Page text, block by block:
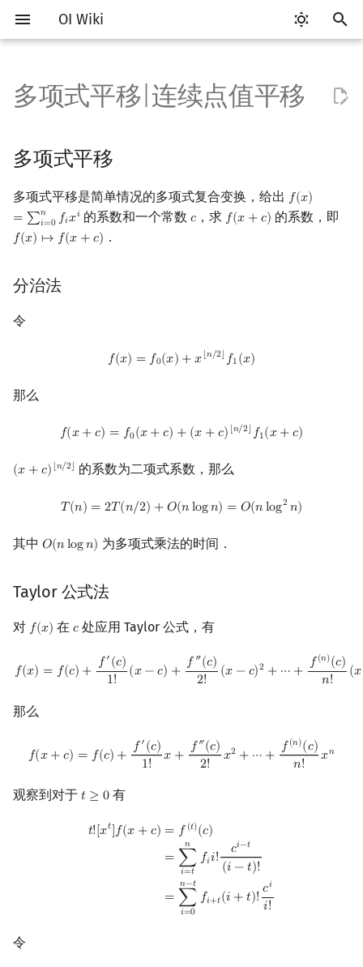
OI Wiki
入
以
始
搜
Getting Started
关于本项目
如何参与
OI Wiki 不是什么
镜像站列表
比赛相关简介
赛事
OI 赛事与赛制
题型
题型概述
学习路线
读入、输出优化
常见错误
常见技巧
工具软件简介
代码编辑工具
Vim
VS Code
Atom
Kate
CLion
Geany
Xcode
GUIDE
CP Editor
Code::Blocks
评测工具
评测工具简介
Cena
CCR Plus
命令行
Special Judge
Testlib 简介
Generator
Validator
Polygon
LaTeX 入门
Git
语言基础简介
C++ 基础
Hello, World!
变量
运算
函数
C++ 标准库
C++ 标准库简介
STL 算法
bitset
C++ 进阶
类
值类别
重载运算符
新版 C++ 特性
pb_ds
编译优化
Java 速成
Java 进阶
算法基础简介
复杂度
复杂度简介
枚举
模拟
排序简介
冒泡排序
插入排序
快速排序
堆排序
桶排序
希尔排序
锦标赛排序
排序相关 STL
排序应用
前缀和 & 差分
倍增
搜索部分简介
DFS（搜索）
BFS（搜索）
双向搜索
IDA*
Dancing Links
Alpha–Beta 剪枝
优化
动态规划部分简介
动态规划基础
记忆化搜索
背包 DP
状压 DP
插头 DP
动态 DP
概率 DP
DP 套 DP
DP 优化
DP 优化简介
斜率优化
四边形不等式优化
状态设计优化
其它 DP 方法
字符串部分简介
字符串基础
标准库
字符串匹配
Boyer–Moore 算法
Z 函数（扩展 KMP）
AC 自动机
后缀数组 (SA)
后缀数组简介
后缀自动机 (SAM)
后缀平衡树
广义后缀自动机
后缀树
Manacher
回文树
序列自动机
数字系统简介
进位制
平衡三进制
格雷码
数论基础
模算术简介
素数
最大公约数
裴蜀定理 & 一次不定方程
费马小定理 & 欧拉定理
模逆元
线性同余方程
中国剩余定理
升幂引理
阶乘取模
卢卡斯定理
同余方程
二次剩余
阶 & 原根
狄利克雷卷积
多项式平移
分治法
Taylor 公式法
二项式定理法
同一行第一类无符号
缀和
模素数意义下调和数
整式递推
参考文献
排列组合
抽屉原理
容斥原理
斐波那契数列
贝尔数
伯努利数
Entringer Number
Eulerian Number
分拆数
范德蒙德卷积
Pólya 计数
图论计数
线性代数简介
向量
内积和外积
矩阵
线性基
线性映射
特征多项式
Jordan标准型
线性规划基础
单纯形法
基本概念
群论
环论
域论
基本概念
条件概率与独立性
随机变量
随机变量的数字特征
博弈论简介
公平组合游戏
零和游戏
非公平组合游戏
插值
数值积分
高斯消元
牛顿迭代法
数据结构部分简介
栈
队列
链表
并查集
堆简介
配对堆
左偏树
块状数据结构
分块思想
块状链表
树分块
单调队列
树状数组
线段树
线段树基础
李超线段树
猫树
划分树
二叉搜索树 & 平衡树
二叉搜索树 & 平衡树
Splay 树
WBLT
Size Balanced Tree
红黑树
左偏红黑树
AA 树
跳表
可持久化数据结构
可持久化数据结构简介
可持久化块状数组
可持久化平衡树
树套树
线段树套线段树
线段树套平衡树
树状数组套权值线段树
Link Cut Tree
Euler Tour Tree
Top Tree
PQ 树
图论部分简介
图论相关概念
图的存储
DFS（图论）
树基础
树的中心
树的重心
树上启发式合并
树分治
动态树分治
AHU 算法
树哈希
拓扑排序
最短路问题
最短路
k 短路
同余最短路
生成树问题
最小生成树
最小直径生成树
斯坦纳树
拆点
连通性相关
强连通分量
割点和桥
圆方树
环计数问题
最小环
2-SAT
欧拉图
哈密顿图
图的着色
网络流简介
最小割
费用流
图匹配
二分图最大权匹配
一般图最大匹配
计算几何部分简介
二维计算几何基础
三维计算几何基础
距离
扫描线
旋转卡壳
半平面交
平面最近点对
随机增量法
反演变换
计算几何杂项
杂项简介
离散化
双指针
离线算法
离线算法简介
整体二分
莫队算法
随机函数
爬山算法
模拟退火
有限状态自动机
计算理论基础
字节顺序
约瑟夫问题
表达式求值
在一台机器上规划任务
主元素问题
Garsia–Wachs 算法
15-puzzle
Kahan 求和
珂朵莉树/颜色段均摊
空间优化简介
RMQ
并查集应用
括号序列
线段树与离线询问
多项式平移|连续点值平移
多项式平移
多项式平移是简单情况的多项式复合变换，给出 𝑓(𝑥)
= ∑𝑛
𝑖=0 𝑓𝑖𝑥𝑖
f(x)=
的系数和一个常数𝑐
c ，求 𝑓(𝑥 +𝑐)
f(x+ c) 的系数，即
𝑓(𝑥) ↦ 𝑓(𝑥 +𝑐)
f(x)↦f(x +c) ．
分治法
令
𝑓(𝑥) = 𝑓0(𝑥) +𝑥⌊𝑛/2⌋ 𝑓1(𝑥)
f( x)= f0(x)+ x⌊ n/2⌋f1 (x )
那么
𝑓(𝑥+𝑐) = 𝑓0(𝑥+𝑐) + (𝑥 +𝑐) ⌊𝑛/2⌋ 𝑓1(𝑥+𝑐)
f(x +c =f 0(x+c)+ (x+c) ⌊n /2⌋f1(x +c)
(𝑥 +𝑐) ⌊𝑛/2⌋
(x+ c) ⌊n /2⌋ 的系数为二项式系数，那么
𝑇(𝑛) = 2𝑇 (𝑛/2) +𝑂(𝑛log𝑛) = 𝑂(𝑛log2 𝑛)
T(n)=2T( n/2 )+O(nlogn)=O(n log2 n)
其中 𝑂(𝑛log𝑛)
O(nlogn) 为多项式乘法的时间．
Taylor 公式法
对 𝑓(𝑥)
f(x) 在𝑐
c 处应用 Taylor 公式，有
𝑓(𝑥) = 𝑓(𝑐) + 𝑓′(𝑐)
1! (𝑥−𝑐) + 𝑓 ″(𝑐)
2! (𝑥 −𝑐)2 + ⋯ + 𝑓 (𝑛)(𝑐)
𝑛! (𝑥
c)1!(x (x−c)2 n) c)n
那么
𝑓(𝑥+𝑐) = 𝑓(𝑐) + 𝑓′(𝑐)
1! 𝑥 + 𝑓 ″(𝑐)
2! 𝑥2 + ⋯ + 𝑓(𝑛)(𝑐)
𝑛! 𝑥𝑛
(c)1!x 2!x2+ ⋯+ !xn
观察到对于 𝑡 ≥ 0
t ≥0 有
𝑡![𝑥𝑡]𝑓(𝑥 +𝑐) = 𝑓 (𝑡)(𝑐)
=
𝑛
∑
𝑖=𝑡
𝑓𝑖𝑖! 𝑐𝑖−𝑡
(𝑖 −𝑡)!
=
𝑛−𝑡
∑
𝑖=0
𝑓𝑖+𝑡(𝑖 +𝑡)! 𝑐𝑖
𝑖!
=f(t)(c)=∑ i= tnfi! i−t(i−t
令